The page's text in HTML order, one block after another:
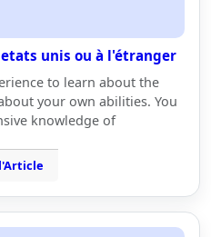
unis ou à l'étranger
to learn about the
your own abilities. You
knowledge of